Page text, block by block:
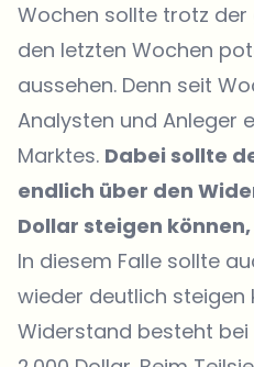
Wochen sollte trotz der
den letzten Wochen
aussehen. Denn seit
Analysten und Anleger
Marktes. Dabei sollte
endlich über den
Dollar steigen
In diesem Falle sollte
wieder deutlich steigen
Widerstand besteht bei